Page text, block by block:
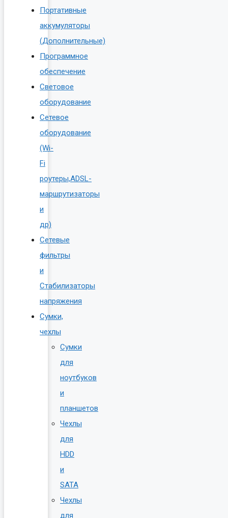
Портативные
аккумуляторы
(Дополнительные)
Программное
обеспечение
Световое
оборудование
Сетевое
оборудование
(Wi-
Fi
роутеры,ADSL-
маршрутизаторы
и
др)
Сетевые
фильтры
и
Стабилизаторы
напряжения
Сумки,
чехлы
Сумки
для
ноутбуков
и
планшетов
Чехлы
для
HDD
и
SATA
Чехлы
для